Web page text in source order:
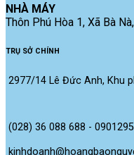
NHÀ MÁY
Thôn Phú Hòa 1, Xã Bà
TRỤ SỞ CHÍNH
2977/14 Lê Đức Anh, Khu
(028) 36 088 688 -